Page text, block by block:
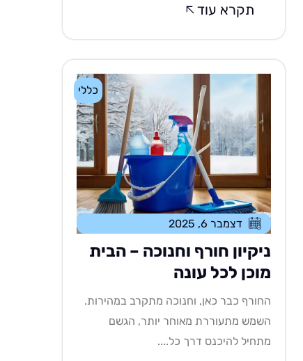
תקרא עוד
כללי
דצמבר 6, 2025
ניקיון חורף וחנוכה – הבית
מוכן לכל עונה
החורף כבר כאן, וחנוכה מתקרב במהירות.
השמש מתעוררת מאוחר יותר, הגשם
מתחיל להיכנס דרך כל....